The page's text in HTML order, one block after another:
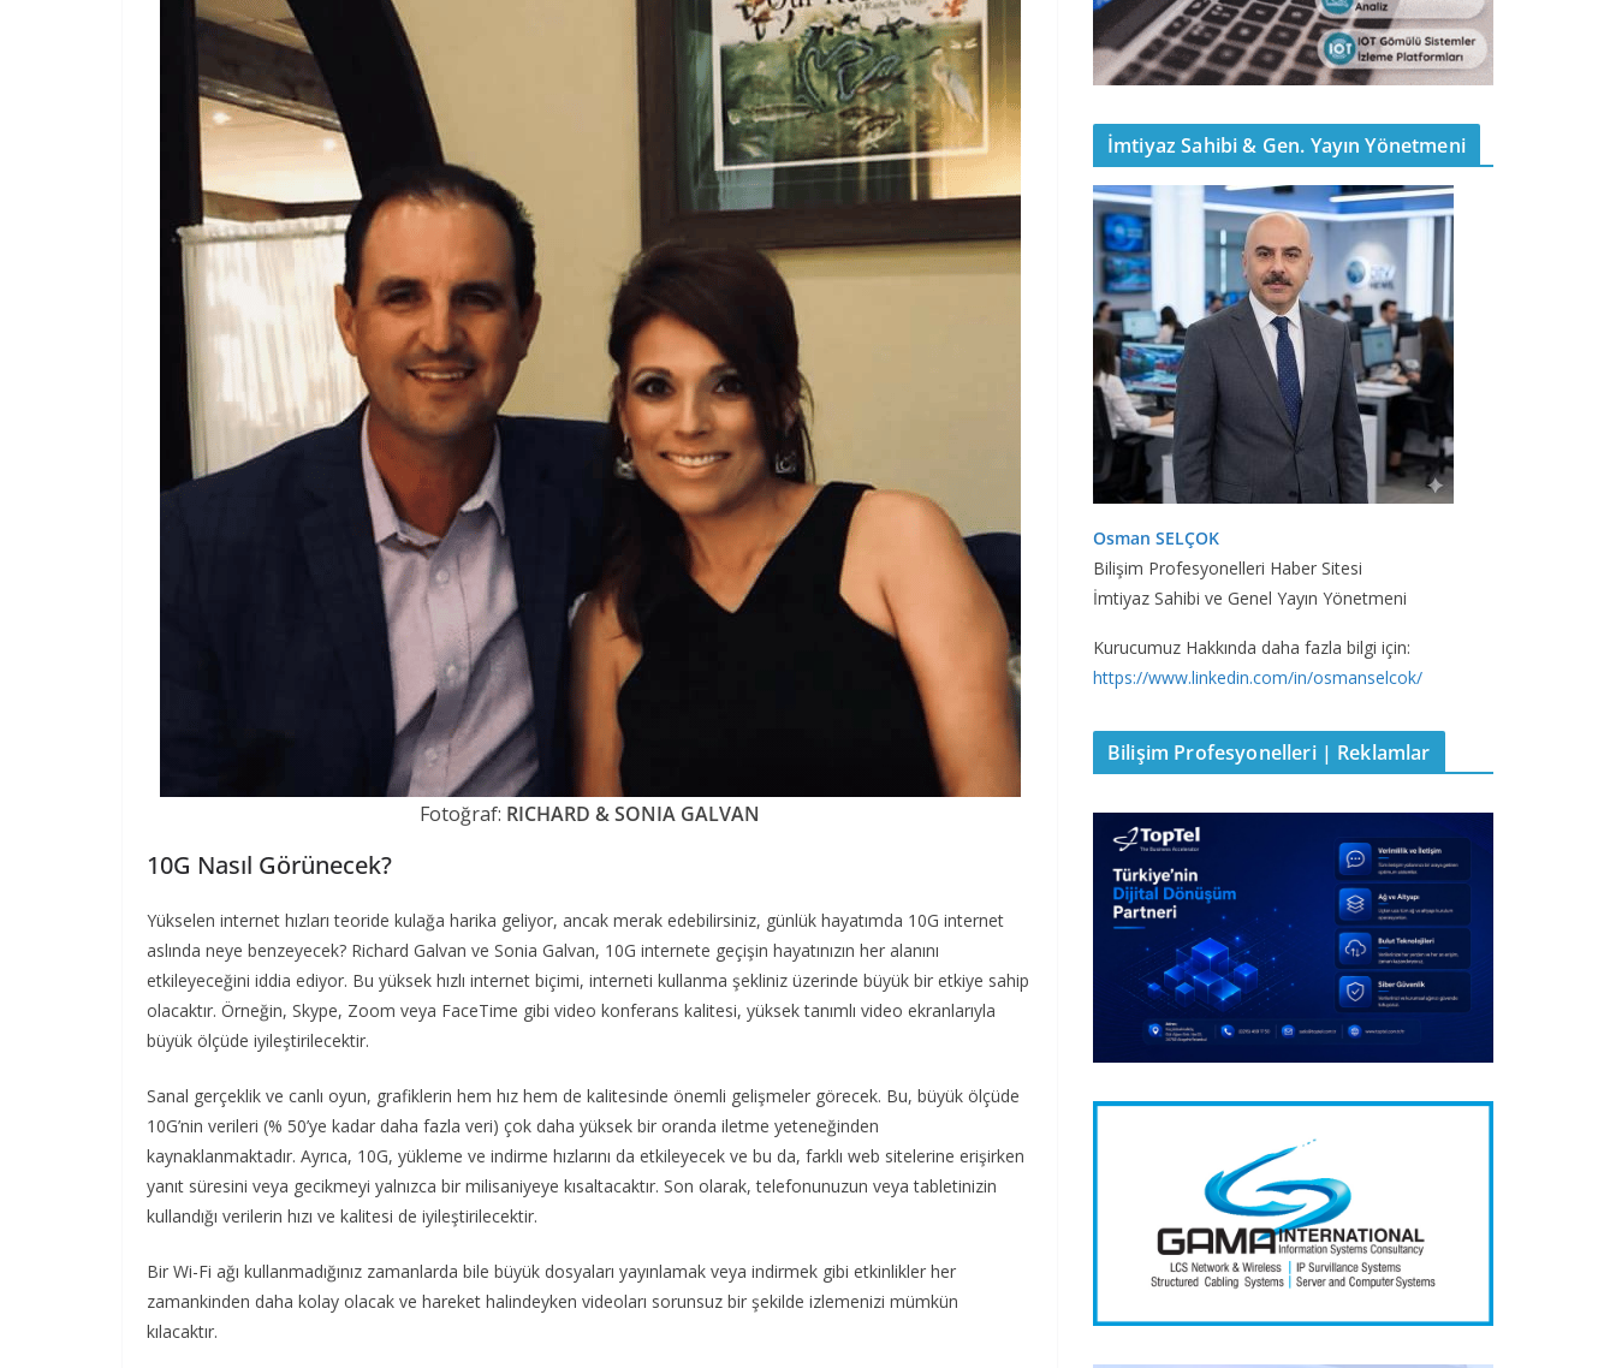
Fotoğraf: RICHARD & SONIA GALVAN
10G Nasıl Görünecek?
Yükselen internet hızları teoride kulağa harika geliyor, ancak merak edebilirsiniz, günlük hayatımda 10G internet
aslında neye benzeyecek? Richard Galvan ve Sonia Galvan, 10G internete geçişin hayatınızın her alanını
etkileyeceğini iddia ediyor. Bu yüksek hızlı internet biçimi, interneti kullanma şekliniz üzerinde büyük bir etkiye sahip
olacaktır. Örneğin, Skype, Zoom veya FaceTime gibi video konferans kalitesi, yüksek tanımlı video ekranlarıyla
büyük ölçüde iyileştirilecektir.
Sanal gerçeklik ve canlı oyun, grafiklerin hem hız hem de kalitesinde önemli gelişmeler görecek. Bu, büyük ölçüde
10G’nin verileri (% 50’ye kadar daha fazla veri) çok daha yüksek bir oranda iletme yeteneğinden
kaynaklanmaktadır. Ayrıca, 10G, yükleme ve indirme hızlarını da etkileyecek ve bu da, farklı web sitelerine erişirken
yanıt süresini veya gecikmeyi yalnızca bir milisaniyeye kısaltacaktır. Son olarak, telefonunuzun veya tabletinizin
kullandığı verilerin hızı ve kalitesi de iyileştirilecektir.
Bir Wi-Fi ağı kullanmadığınız zamanlarda bile büyük dosyaları yayınlamak veya indirmek gibi etkinlikler her
zamankinden daha kolay olacak ve hareket halindeyken videoları sorunsuz bir şekilde izlemenizi mümkün
kılacaktır.
İmtiyaz Sahibi & Gen. Yayın Yönetmeni
Osman SELÇOK
Bilişim Profesyonelleri Haber Sitesi
İmtiyaz Sahibi ve Genel Yayın Yönetmeni
Kurucumuz Hakkında daha fazla bilgi için:
https://www.linkedin.com/in/osmanselcok/
Bilişim Profesyonelleri | Reklamlar